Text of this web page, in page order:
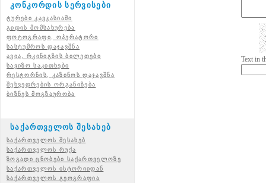
კონკორდის სერვისები
ტურები კავკასიაში
გიდის მომსახურება
ფოტოგრაფი, ოპერატორი
სასტუმროს დაჯავშნა
ავია, რკინიგზის ბილეთები
სავიზო საკითხები
რესტორნის, კაზინოს დაჯავშნა
შეხვედრების ორგანიზება
ბიზნეს მოგზაურობა
საქართველოს შესახებ
საქართველოს შესახებ
საქართველოს რუქა
ზოგადი ცნობები საქართველოზე
საქართველოს ისტორიიდან
საქართველოს გეოგრაფია
Text in